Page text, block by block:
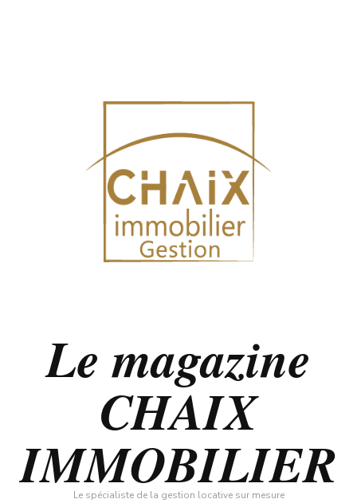
Le magazine
CHAIX
IMMOBILIER
Le spécialiste de la gestion locative sur mesure